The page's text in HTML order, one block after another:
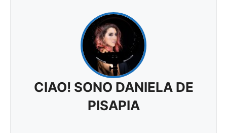
CIAO! SONO DANIELA DE
PISAPIA